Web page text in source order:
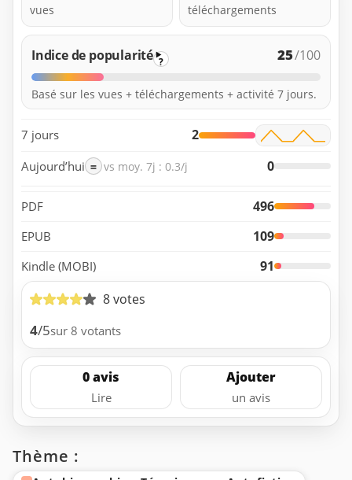
vues téléchargements
Indice de popularité ? 25/100
Basé sur les vues + téléchargements + activité 7 jours.
7 jours 2
Aujourd’hui = vs moy. 7j : 0.3/j 0
PDF 496
EPUB 109
Kindle (MOBI)
91
8 votes
4/5sur 8 votants
0 avis
Lire
Ajouter
un avis
Thème :